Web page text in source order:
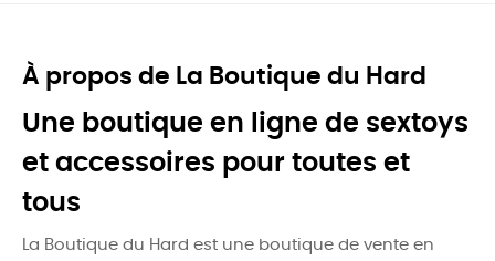
À propos de La Boutique du Hard
Une boutique en ligne de sextoys
et accessoires pour toutes et
tous
La Boutique du Hard est une boutique de vente en